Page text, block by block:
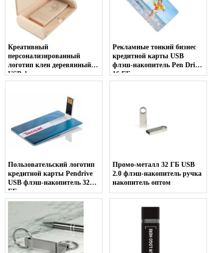
Креативный
персонализированный
логотип клен деревянный
USB флэш-накопитель
флэш-накопитель 32 ГБ
Рекламные тонкий бизнес
кредитной карты USB
флэш-накопитель Pen Drive
16 ГБ
Пользовательский логотип
кредитной карты Pendrive
USB флэш-накопитель 32
ГБ данных
предварительной загрузки
Промо-металл 32 ГБ USB
2.0 флэш-накопитель ручка
накопитель оптом